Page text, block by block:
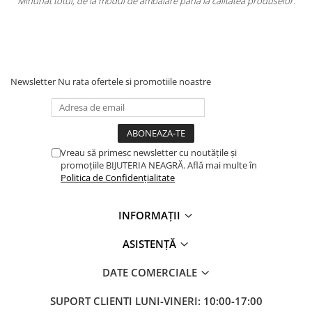
Newsletter Nu rata ofertele si promotiile noastre
Vreau să primesc newsletter cu noutățile și
promoțiile BIJUTERIA NEAGRĂ. Află mai multe în
Politica de Confidențialitate
INFORMAȚII
ASISTENȚĂ
DATE COMERCIALE
SUPORT CLIENTI LUNI-VINERI: 10:00-17:00